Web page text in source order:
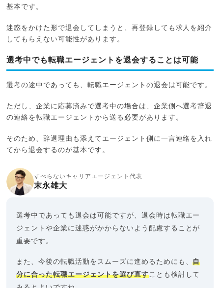
基本です。
迷惑をかけた形で退会してしまうと、再登録しても求人を紹介
してもらえない可能性があります。
選考中でも転職エージェントを退会することは可能
選考の途中であっても、転職エージェントの退会は可能です。
ただし、企業に応募済みで選考中の場合は、企業側へ選考辞退
の連絡を転職エージェントから送る必要があります。
そのため、辞退理由も添えてエージェント側に一言連絡を入れ
てから退会するのが基本です。
すべらないキャリアエージェント代表
末永雄大
選考中であっても退会は可能ですが、退会時は転職エー
ジェントや企業に迷惑がかからないよう配慮することが
重要です。
また、今後の転職活動をスムーズに進めるためにも、自
分に合った転職エージェントを選び直すことも検討して